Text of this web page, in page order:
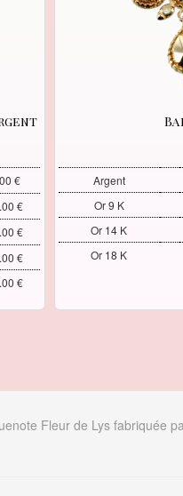
€
€
€
€
€
Argent
Or 9 K
Or 14 K
Or 18 K
Fleur de Lys fabriquée